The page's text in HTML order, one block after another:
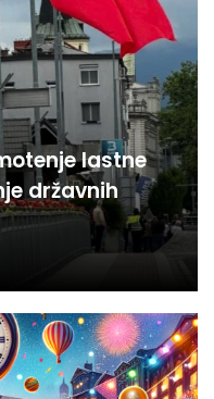
lastne
državnih